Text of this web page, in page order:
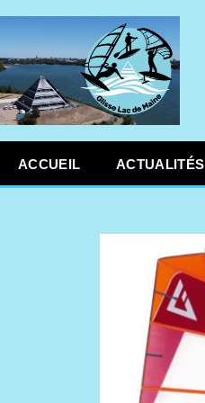
ACCUEIL ACTUALITÉS